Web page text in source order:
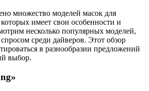
множество моделей масок для
имеет свои особенности и
несколько популярных моделей,
среди дайверов. Этот обзор
в разнообразии предложений
выбор.